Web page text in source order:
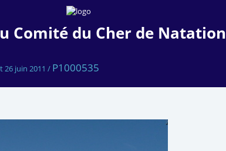
Comité du Cher de Natation
26 juin 2011 / P1000535